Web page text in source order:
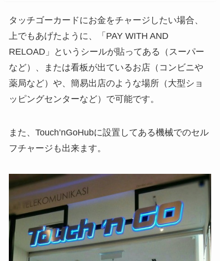
タッチゴーカードにお金をチャージしたい場合、
上でもあげたように、「PAY WITH AND
RELOAD」というシールが貼ってある（スーパー
など）、または看板が出ているお店（コンビニや
薬局など）や、簡易出店のような場所（大型ショ
ッピングセンターなど）で可能です。
また、Touch’nGoHubに設置してある機械でのセル
フチャージも出来ます。